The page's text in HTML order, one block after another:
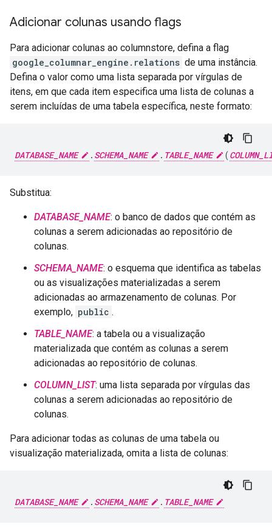
Adicionar colunas usando flags
Para adicionar colunas ao columnstore, defina a flag
google_columnar_engine.relations de uma instância.
Defina o valor como uma lista separada por vírgulas de
itens, em que cada item especifica uma lista de colunas a
serem incluídas de uma tabela específica, neste formato:
DATABASE_NAME . SCHEMA_NAME . TABLE_NAME (
Substitua:
DATABASE_NAME: o banco de dados que contém as
colunas a serem adicionadas ao repositório de
colunas.
SCHEMA_NAME: o esquema que identifica as tabelas
ou as visualizações materializadas a serem
adicionadas ao armazenamento de colunas. Por
exemplo, public .
TABLE_NAME: a tabela ou a visualização
materializada que contém as colunas a serem
adicionadas ao repositório de colunas.
COLUMN_LIST: uma lista separada por vírgulas das
colunas a serem adicionadas ao repositório de
colunas.
Para adicionar todas as colunas de uma tabela ou
visualização materializada, omita a lista de colunas:
DATABASE_NAME . SCHEMA_NAME . TABLE_NAME